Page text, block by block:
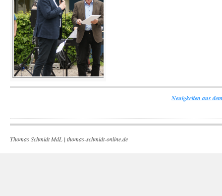
Neuigkeiten aus
Thomas Schmidt MdL | thomas-schmidt-online.de